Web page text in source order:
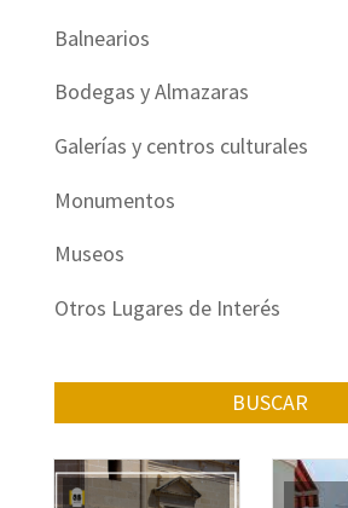
Balnearios
Bodegas y Almazaras
Galerías y centros culturales
Monumentos
Museos
Otros Lugares de Interés
BUSCAR